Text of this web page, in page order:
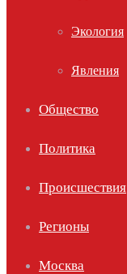
Экология
Явления
Общество
Политика
Происшествия
Регионы
Москва